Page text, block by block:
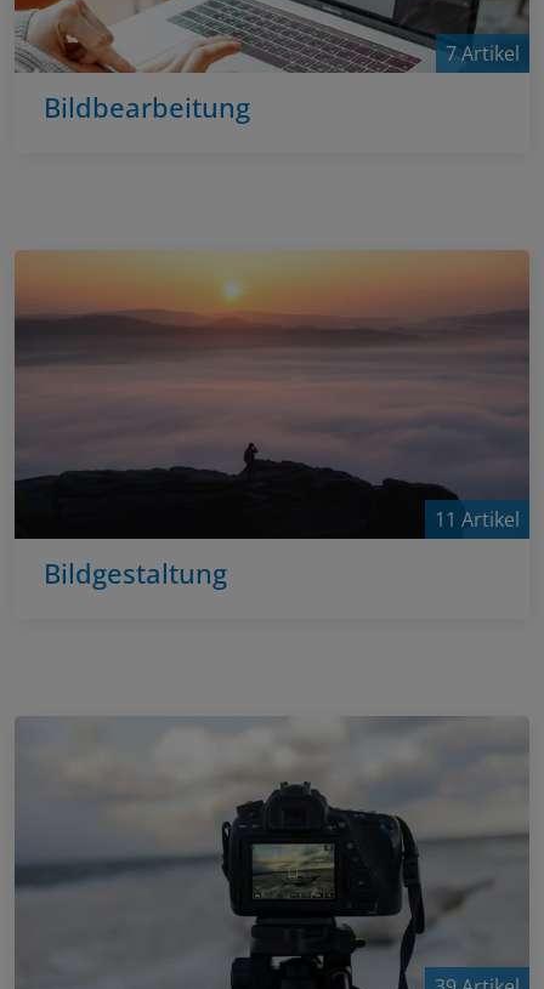
7 Artikel
Bildbearbeitung
11 Artikel
Bildgestaltung